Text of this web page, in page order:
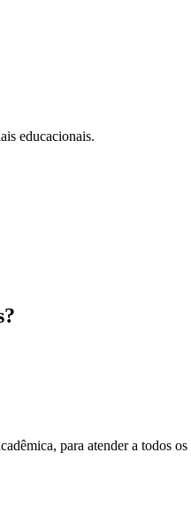
educacionais.
para atender a todos